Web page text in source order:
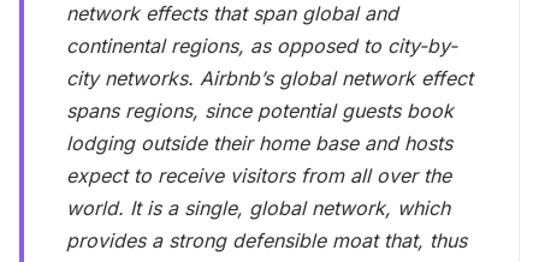
network effects that span global and
continental regions, as opposed to city-by-
city networks. Airbnb’s global network effect
spans regions, since potential guests book
lodging outside their home base and hosts
expect to receive visitors from all over the
world. It is a single, global network, which
provides a strong defensible moat that, thus